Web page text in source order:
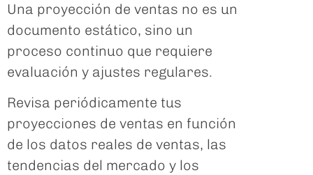
Una proyección de ventas no es un
documento estático, sino un
proceso continuo que requiere
evaluación y ajustes regulares.
Revisa periódicamente tus
proyecciones de ventas en función
de los datos reales de ventas, las
tendencias del mercado y los